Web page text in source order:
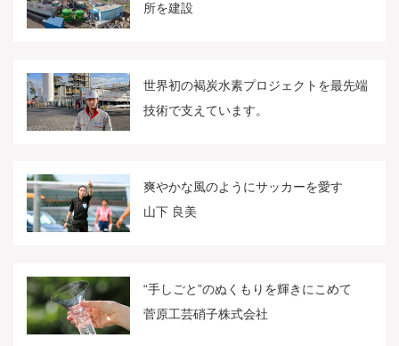
所を建設
世界初の褐炭水素プロジェクトを最先端
技術で支えています。
爽やかな風のようにサッカーを愛す
山下 良美
“手しごと”のぬくもりを輝きにこめて
菅原工芸硝子株式会社